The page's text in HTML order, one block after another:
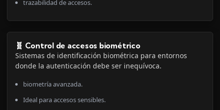
trazabilidad de accesos.
🧬 Control de accesos biométrico
Sistemas de identificación biométrica para entornos
donde la autenticación debe ser inequívoca.
biometría avanzada.
Ideal para accesos sensibles.